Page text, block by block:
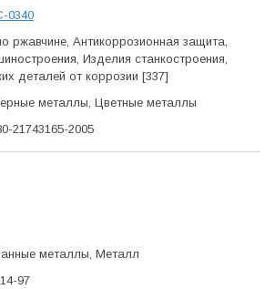
0340
ржавчине, Антикор­розионная защита,
Изделия станко­строения,
деталей от коррозии [337]
металлы, Цветные металлы
21743165-2005
металлы, Металл
97